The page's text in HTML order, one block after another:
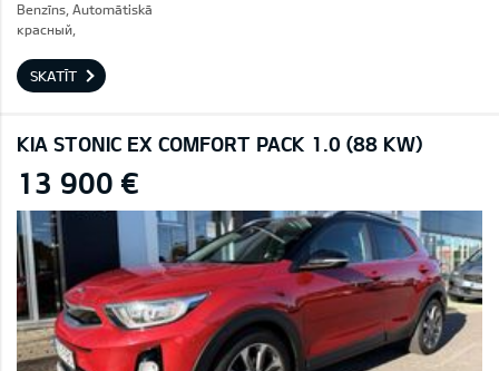
Benzīns, Automātiskā
красный,
SKATĪT
KIA STONIC EX COMFORT PACK 1.0 (88 KW)
13 900 €